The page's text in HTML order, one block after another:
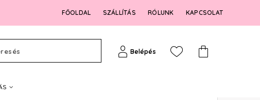
FŐOLDAL SZÁLLÍTÁS RÓLUNK KAPCSOLAT
Belépés